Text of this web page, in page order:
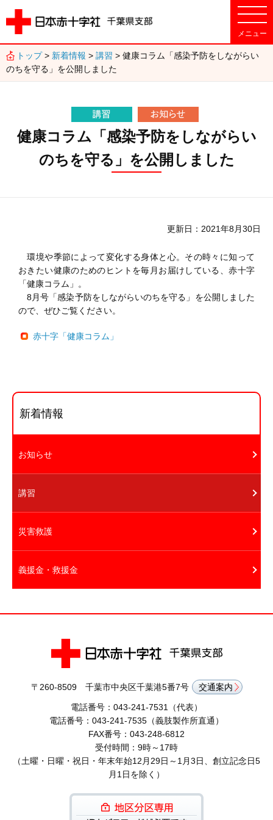
トップ> 新着情報 > 講習 > 健康コラム「感染予防をしながらい
のちを守る」を公開しました
健康コラム「感染予防をしながらい
のちを守る」を公開しました
更新日 2021年8月30日
環境や季節によって変化する身体と心。その時々に知って
おきたい健康のためのヒントを毎月お届けしている、赤十字
「健康コラム」。
8月号「感染予防をしながらいのちを守る」を公開しました
ので、ぜひご覧ください。
赤十字「健康コラム」
新着情報
お知らせ
講習
災害救護
義援金・救援金
〒260-8509 千葉市中央区千葉港5番7号 交通案内
電話番号：043-241-7531（代表）
電話番号：043-241-7535（義肢製作所直通）
FAX番号：043-248-6812
受付時間：9時～17時
（土曜・日曜・祝日・年末年始12月29日～1月3日、創立記念日5
月1日を除く）